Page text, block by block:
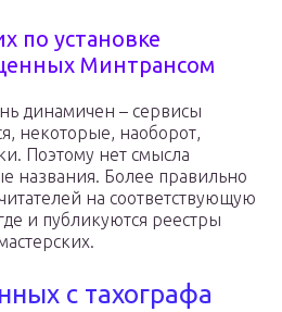
по установке
Минтрансом
динамичен – сервисы
некоторые, наоборот,
Поэтому нет смысла
названия. Более правильно
на соответствующую
и публикуются реестры
с тахографа